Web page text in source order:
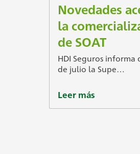
Novedades
la
de SOAT
HDI Seguros informa
de julio la Supe…
Leer más